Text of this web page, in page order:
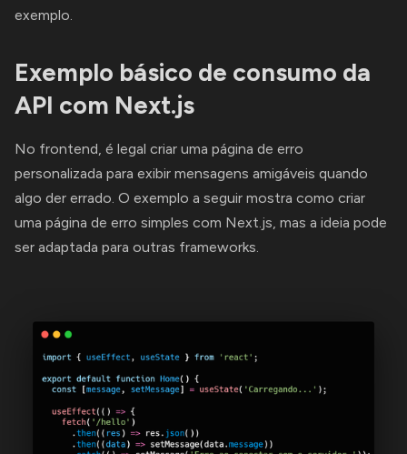
exemplo.
Exemplo básico de consumo da
API com Next.js
No frontend, é legal criar uma página de erro
personalizada para exibir mensagens amigáveis quando
algo der errado. O exemplo a seguir mostra como criar
uma página de erro simples com Next.js, mas a ideia pode
ser adaptada para outras frameworks.